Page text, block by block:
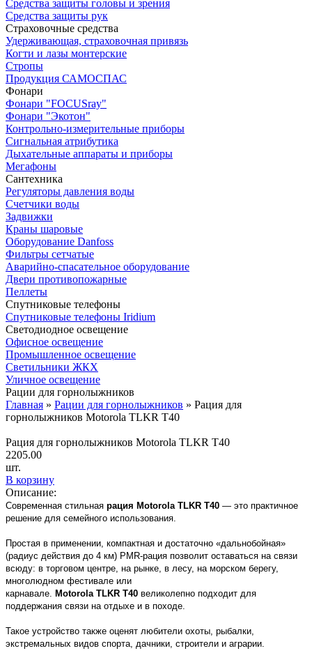
Средства защиты головы и зрения
Средства защиты рук
Страховочные средства
Удерживающая, страховочная привязь
Когти и лазы монтерские
Стропы
Продукция САМОСПАС
Фонари
Фонари "FOCUSray"
Фонари "Экотон"
Контрольно-измерительные приборы
Сигнальная атрибутика
Дыхательные аппараты и приборы
Мегафоны
Сантехника
Регуляторы давления воды
Счетчики воды
Задвижки
Краны шаровые
Оборудование Danfoss
Фильтры сетчатые
Аварийно-спасательное оборудование
Двери противопожарные
Пеллеты
Спутниковые телефоны
Спутниковые телефоны Iridium
Светодиодное освещение
Офисное освещение
Промышленное освещение
Светильники ЖКХ
Уличное освещение
Рации для горнолыжников
Главная » Рации для горнолыжников » Рация для
горнолыжников Motorola TLKR T40
Рация для горнолыжников Motorola TLKR T40
2205.00
шт.
В корзину
Описание:
Современная стильная рация Motorola TLKR T40 — это практичное
решение для семейного использования.
Простая в применении, компактная и достаточно «дальнобойная»
(радиус действия до 4 км) PMR-рация позволит оставаться на связи
всюду: в торговом центре, на рынке, в лесу, на морском берегу,
многолюдном фестивале или
карнавале. Motorola TLKR T40 великолепно подходит для
поддержания связи на отдыхе и в походе.
Такое устройство также оценят любители охоты, рыбалки,
экстремальных видов спорта, дачники, строители и аграрии.